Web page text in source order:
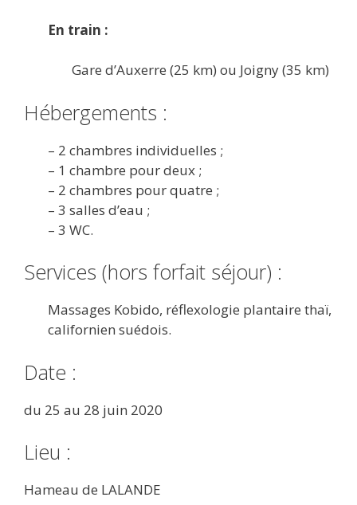
En train :
Gare d’Auxerre (25 km) ou Joigny (35 km)
Hébergements :
– 2 chambres individuelles ;
– 1 chambre pour deux ;
– 2 chambres pour quatre ;
– 3 salles d’eau ;
– 3 WC.
Services (hors forfait séjour) :
Massages Kobido, réflexologie plantaire thaï,
californien suédois.
Date :
du 25 au 28 juin 2020
Lieu :
Hameau de LALANDE